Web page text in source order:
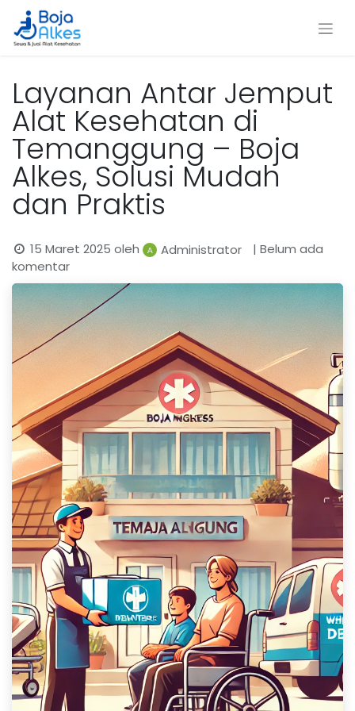
Layanan Antar Jemput
Alat Kesehatan di
Temanggung – Boja
Alkes, Solusi Mudah
dan Praktis
15 Maret 2025 oleh Administrator
| Belum ada
komentar